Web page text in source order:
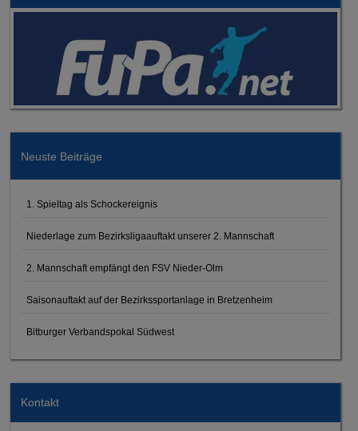
Neuste Beiträge
1. Spieltag als Schockereignis
Niederlage zum Bezirksligaauftakt unserer 2. Mannschaft
2. Mannschaft empfängt den FSV Nieder-Olm
Saisonauftakt auf der Bezirkssportanlage in Bretzenheim
Bitburger Verbandspokal Südwest
Kontakt